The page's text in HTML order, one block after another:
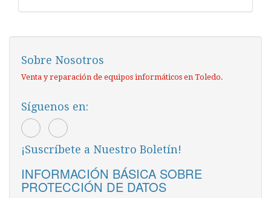
Sobre Nosotros
Venta y reparación de equipos informáticos en Toledo.
Síguenos en:
¡Suscríbete a Nuestro Boletín!
INFORMACIÓN BÁSICA SOBRE
PROTECCIÓN DE DATOS